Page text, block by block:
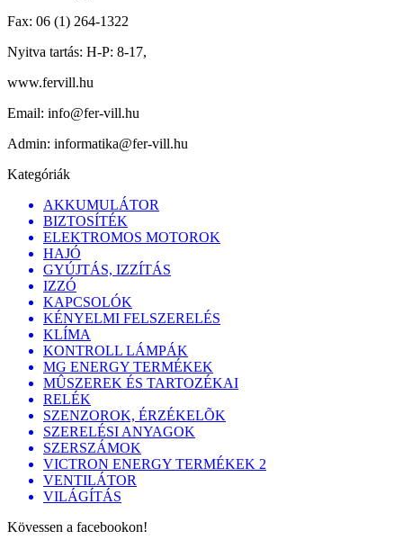
Fax: 06 (1) 264-1322
Nyitva tartás: H-P: 8-17,
www.fervill.hu
Email: info@fer-vill.hu
Admin: informatika@fer-vill.hu
Kategóriák
AKKUMULÁTOR
BIZTOSÍTÉK
ELEKTROMOS MOTOROK
HAJÓ
GYÚJTÁS, IZZÍTÁS
IZZÓ
KAPCSOLÓK
KÉNYELMI FELSZERELÉS
KLÍMA
KONTROLL LÁMPÁK
MG ENERGY TERMÉKEK
MÛSZEREK ÉS TARTOZÉKAI
RELÉK
SZENZOROK, ÉRZÉKELÕK
SZERELÉSI ANYAGOK
SZERSZÁMOK
VICTRON ENERGY TERMÉKEK 2
VENTILÁTOR
VILÁGÍTÁS
Kövessen a facebookon!